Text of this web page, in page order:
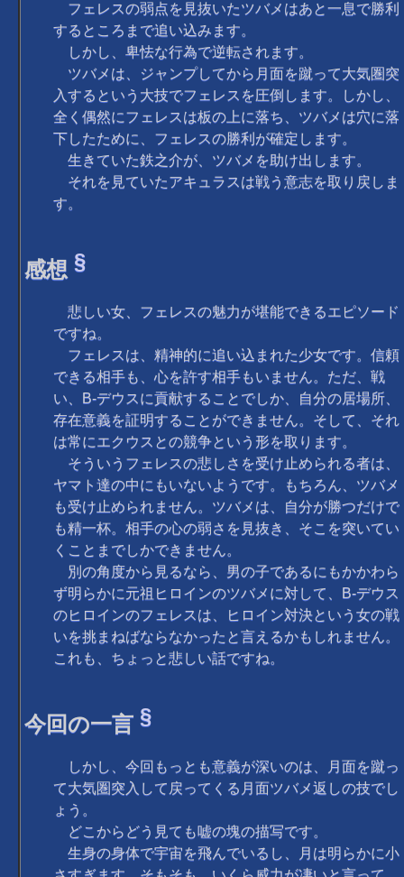
フェレスの弱点を見抜いたツバメはあと一息で勝利
するところまで追い込みます。
しかし、卑怯な行為で逆転されます。
ツバメは、ジャンプしてから月面を蹴って大気圏突
入するという大技でフェレスを圧倒します。しかし、
全く偶然にフェレスは板の上に落ち、ツバメは穴に落
下したために、フェレスの勝利が確定します。
生きていた鉄之介が、ツバメを助け出します。
それを見ていたアキュラスは戦う意志を取り戻しま
す。
感想 §
悲しい女、フェレスの魅力が堪能できるエピソード
ですね。
フェレスは、精神的に追い込まれた少女です。信頼
できる相手も、心を許す相手もいません。ただ、戦
い、B-デウスに貢献することでしか、自分の居場所、
存在意義を証明することができません。そして、それ
は常にエクウスとの競争という形を取ります。
そういうフェレスの悲しさを受け止められる者は、
ヤマト達の中にもいないようです。もちろん、ツバメ
も受け止められません。ツバメは、自分が勝つだけで
も精一杯。相手の心の弱さを見抜き、そこを突いてい
くことまでしかできません。
別の角度から見るなら、男の子であるにもかかわら
ず明らかに元祖ヒロインのツバメに対して、B-デウス
のヒロインのフェレスは、ヒロイン対決という女の戦
いを挑まねばならなかったと言えるかもしれません。
これも、ちょっと悲しい話ですね。
今回の一言 §
しかし、今回もっとも意義が深いのは、月面を蹴っ
て大気圏突入して戻ってくる月面ツバメ返しの技でし
ょう。
どこからどう見ても嘘の塊の描写です。
生身の身体で宇宙を飛んでいるし、月は明らかに小